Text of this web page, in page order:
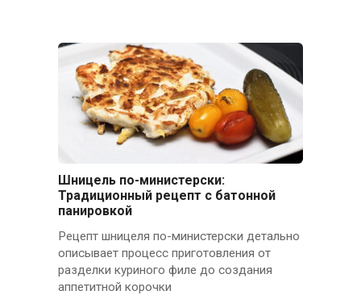
Шницель по-министерски:
Традиционный рецепт с батонной
панировкой
Рецепт шницеля по-министерски детально
описывает процесс приготовления от
разделки куриного филе до создания
аппетитной корочки